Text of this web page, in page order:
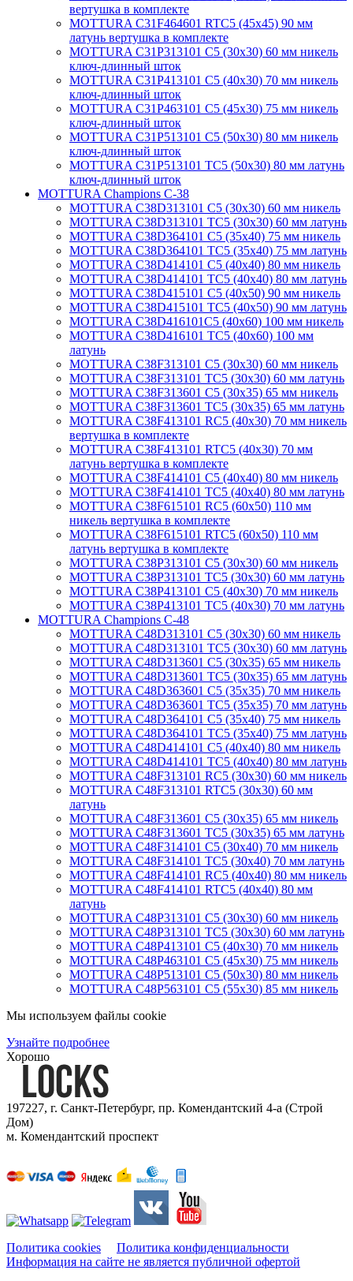
вертушка в комплекте
MOTTURA C31F464601 RTC5 (45х45) 90 мм
латунь вертушка в комплекте
MOTTURA C31P313101 C5 (30х30) 60 мм никель
ключ-длинный шток
MOTTURA C31P413101 C5 (40х30) 70 мм никель
ключ-длинный шток
MOTTURA C31P463101 C5 (45х30) 75 мм никель
ключ-длинный шток
MOTTURA C31P513101 C5 (50х30) 80 мм никель
ключ-длинный шток
MOTTURA C31P513101 TC5 (50х30) 80 мм латунь
ключ-длинный шток
MOTTURA Champions C-38
MOTTURA C38D313101 C5 (30х30) 60 мм никель
MOTTURA C38D313101 TC5 (30х30) 60 мм латунь
MOTTURA C38D364101 C5 (35х40) 75 мм никель
MOTTURA C38D364101 TC5 (35х40) 75 мм латунь
MOTTURA C38D414101 C5 (40х40) 80 мм никель
MOTTURA C38D414101 TC5 (40х40) 80 мм латунь
MOTTURA C38D415101 C5 (40х50) 90 мм никель
MOTTURA C38D415101 TC5 (40х50) 90 мм латунь
MOTTURA C38D416101C5 (40х60) 100 мм никель
MOTTURA C38D416101 TC5 (40х60) 100 мм
латунь
MOTTURA C38F313101 C5 (30х30) 60 мм никель
MOTTURA C38F313101 TC5 (30х30) 60 мм латунь
MOTTURA C38F313601 C5 (30х35) 65 мм никель
MOTTURA C38F313601 TC5 (30х35) 65 мм латунь
MOTTURA C38F413101 RC5 (40х30) 70 мм никель
вертушка в комплекте
MOTTURA C38F413101 RTC5 (40х30) 70 мм
латунь вертушка в комплекте
MOTTURA C38F414101 C5 (40х40) 80 мм никель
MOTTURA C38F414101 TC5 (40х40) 80 мм латунь
MOTTURA C38F615101 RC5 (60х50) 110 мм
никель вертушка в комплекте
MOTTURA C38F615101 RTC5 (60х50) 110 мм
латунь вертушка в комплекте
MOTTURA C38P313101 C5 (30х30) 60 мм никель
MOTTURA C38P313101 TC5 (30х30) 60 мм латунь
MOTTURA C38P413101 C5 (40х30) 70 мм никель
MOTTURA C38P413101 TC5 (40х30) 70 мм латунь
MOTTURA Champions C-48
MOTTURA C48D313101 C5 (30х30) 60 мм никель
MOTTURA C48D313101 TC5 (30х30) 60 мм латунь
MOTTURA C48D313601 C5 (30х35) 65 мм никель
MOTTURA C48D313601 TC5 (30х35) 65 мм латунь
MOTTURA C48D363601 C5 (35х35) 70 мм никель
MOTTURA C48D363601 TC5 (35х35) 70 мм латунь
MOTTURA C48D364101 C5 (35х40) 75 мм никель
MOTTURA C48D364101 TC5 (35х40) 75 мм латунь
MOTTURA C48D414101 C5 (40х40) 80 мм никель
MOTTURA C48D414101 TC5 (40х40) 80 мм латунь
MOTTURA C48F313101 RC5 (30х30) 60 мм никель
MOTTURA C48F313101 RTC5 (30х30) 60 мм
латунь
MOTTURA C48F313601 C5 (30х35) 65 мм никель
MOTTURA C48F313601 TC5 (30х35) 65 мм латунь
MOTTURA C48F314101 C5 (30х40) 70 мм никель
MOTTURA C48F314101 TC5 (30х40) 70 мм латунь
MOTTURA C48F414101 RC5 (40х40) 80 мм никель
MOTTURA C48F414101 RTC5 (40х40) 80 мм
латунь
MOTTURA C48P313101 C5 (30х30) 60 мм никель
MOTTURA C48P313101 TC5 (30х30) 60 мм латунь
MOTTURA C48P413101 C5 (40х30) 70 мм никель
MOTTURA C48P463101 C5 (45х30) 75 мм никель
MOTTURA C48P513101 C5 (50х30) 80 мм никель
MOTTURA C48P563101 C5 (55х30) 85 мм никель
Мы используем файлы cookie
Узнайте подробнее
Хорошо
197227, г. Санкт-Петербург, пр. Комендантский 4-а (Строй
Дом)
м. Комендантский проспект
Политика cookies
Политика конфиденциальности
Информация на сайте не является публичной офертой